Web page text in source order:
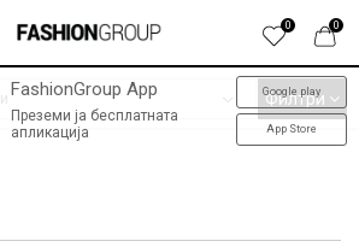
0
0
FashionGroup App
Преземи ја бесплатната
апликација
Google play
App Store
до -60% | колекција пролет-лето '26
Филтри